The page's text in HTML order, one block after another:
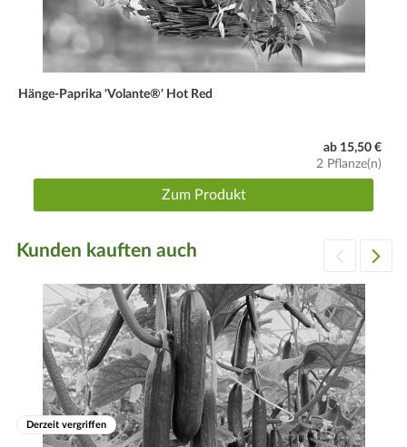
Hänge-Paprika 'Volante®' Hot Red
ab 15,50 €
2 Pflanze(n)
Zum Produkt
Kunden kauften auch
Derzeit vergriffen